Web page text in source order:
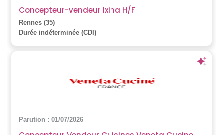
Concepteur-vendeur Ixina H/F
Rennes (35)
Durée indéterminée (CDI)
Parution : 01/07/2026